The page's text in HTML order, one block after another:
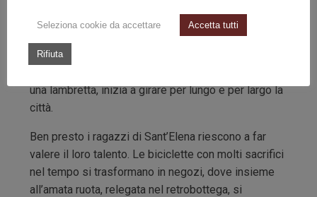
moglie, decidono di partire per Roma. Con lui
partono in tanti. Ognuno per la propria strada e i
propri sogni, ciascuno di loro con una bicicletta
una lambretta, inizia a girare per lungo e per largo la
città.
Ben presto i ragazzi di Sant’Elena riescono a far
valere il loro talento. Le biciclette con molti sacrifici
nel tempo si trasformano in negozi, dove insieme
all’amata ruota, relegata nel retrobottega, si
Seleziona cookie da accettare Accetta tutti
Rifiuta